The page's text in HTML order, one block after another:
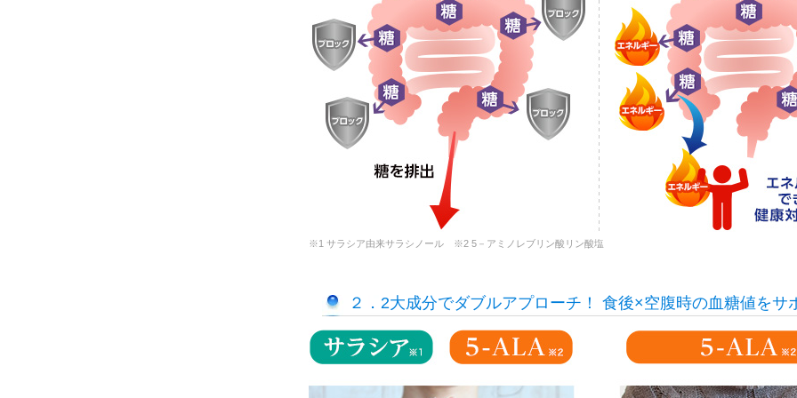
※1 サラシア由来サラシノール ※2 5－アミノレブリン酸リン酸塩
２．2大成分でダブルアプローチ！ 食後×空腹時の血糖値をサ